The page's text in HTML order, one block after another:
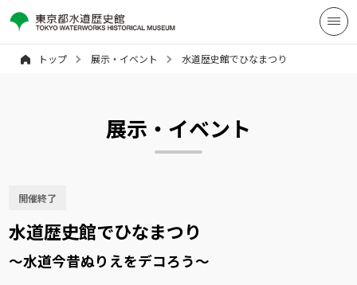
トップ 展示・イベント 水道歴史館でひなまつり
展示・イベント
開催終了
水道歴史館でひなまつり
～水道今昔ぬりえをデコろう～